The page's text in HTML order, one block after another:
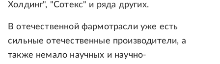
Холдинг", "Сотекс" и ряда других.
В отечественной фармотрасли уже есть
сильные отечественные производители, а
также немало научных и научно-